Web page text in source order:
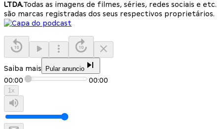
LTDA.Todas as imagens de filmes, séries, redes sociais e etc.
são marcas registradas dos seus respectivos proprietários.
Saiba mais Pular anuncio
00:00 00:00
1x